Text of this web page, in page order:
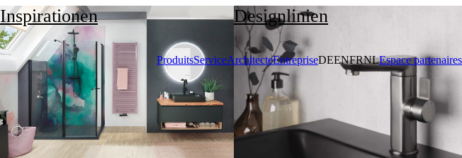
ProduitsServiceArchitecteEntrepriseDEENFRNLEspace partenaires
Inspirationen Designlinien